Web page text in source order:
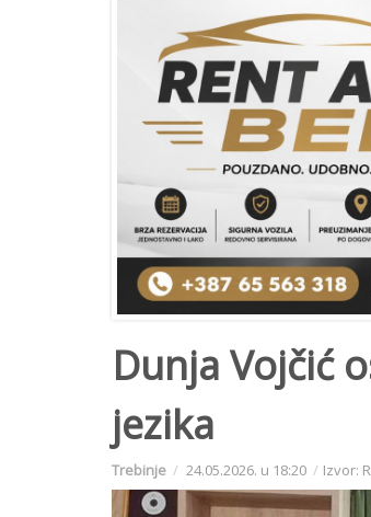
Dunja Vojčić
jezika
Trebinje 24.05.2026. u 18:20 Izvor: